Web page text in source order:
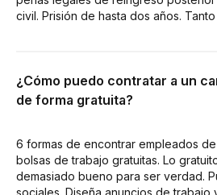
civil. Prisión de hasta dos años.
¿Cómo puedo contratar a un
de forma gratuita?
6 formas de encontrar empleados
bolsas de trabajo gratuitas. Lo
demasiado bueno para ser verdad.
sociales. Diseña anuncios de trabajo